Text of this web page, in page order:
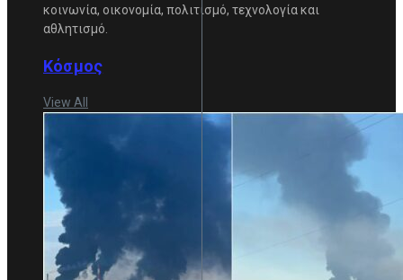
κοινωνία, οικονομία, πολιτισμό, τεχνολογία και
αθλητισμό.
Κόσμος
View All